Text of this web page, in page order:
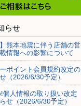
らせ
】熊本地震に伴う店舗の営
情報への影響について
ポイント会員規約改定の
（2026/6/30予定）
個人情報の取り扱い改定
せ（2026/6/30予定）